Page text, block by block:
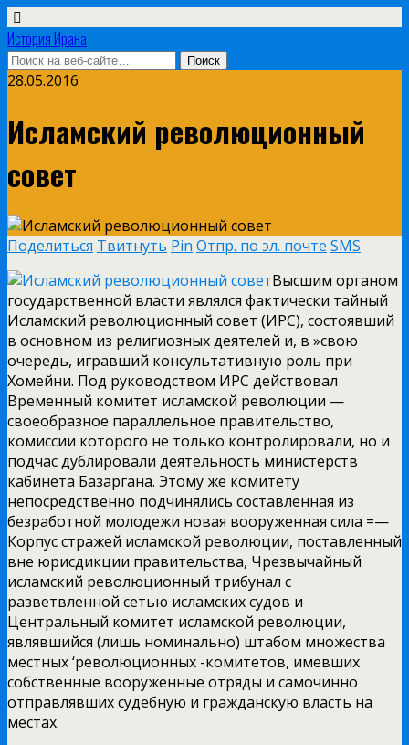
История Ирана
28.05.2016
Исламский революционный
совет
Поделиться Твитнуть Pin Отпр. по эл. почте SMS
Высшим органом
государственной власти являлся фактически тайный
Исламский революционный совет (ИРС), состоявший
в основном из религиозных деятелей и, в »свою
очередь, игравший консультативную роль при
Хомейни. Под руководством ИРС действовал
Временный комитет исламской революции —
своеобразное параллельное правительство,
комиссии которого не только контролировали, но и
подчас дублировали деятельность министерств
кабинета Базаргана. Этому же комитету
непосредственно подчинялись составленная из
безработной молодежи новая вооруженная сила =—
Корпус стражей исламской революции, поставленный
вне юрисдикции правительства, Чрезвычайный
исламский революционный трибунал с
разветвленной сетью исламских судов и
Центральный комитет исламской революции,
являвшийся (лишь номинально) штабом множества
местных ‘революционных -комитетов, имевших
собственные вооруженные отряды и самочинно
отправлявших судебную и гражданскую власть на
местах.